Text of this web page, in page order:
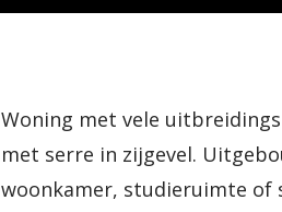
Woning met vele
met serre in zijgevel.
woonkamer, studieruimte of